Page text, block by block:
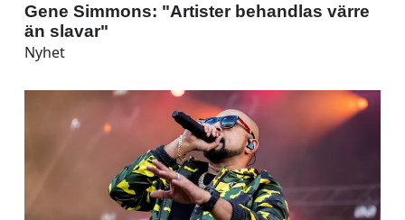
Gene Simmons: "Artister behandlas värre
än slavar"
Nyhet